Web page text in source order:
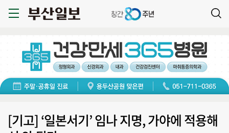
[기고] ‘일본서기’ 임나 지명, 가야에 적용해